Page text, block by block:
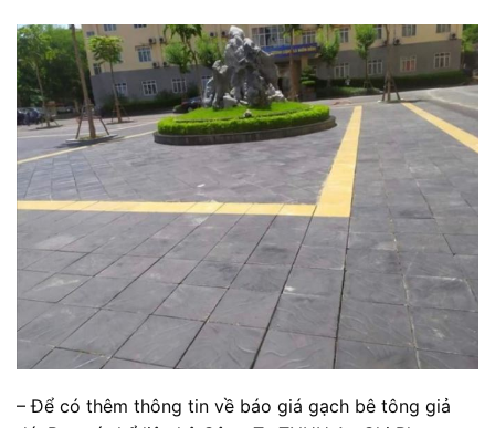
– Để có thêm thông tin về báo giá gạch bê tông giả